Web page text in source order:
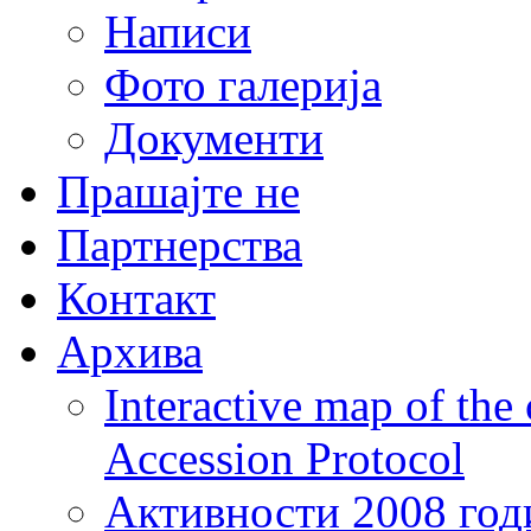
Написи
Фото галерија
Документи
Прашајте не
Партнерства
Контакт
Архива
Interactive map of
Accession Protocol
Активности 2008